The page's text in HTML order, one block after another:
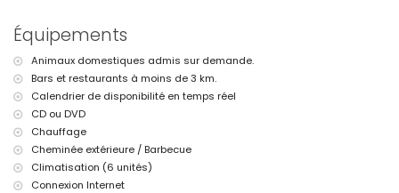
port le plus proche : Campomanus (à moins de 5 kilomètres de la
aéroport le plus proche : Alicante (à moins de 100 kilomètres de la
maison)
deuxième aéroport le plus proche : Valence (> 100 kilomètres)
transports en commun à proximité : train à moins de 3 kilomètres
veuillez consulter si les animaux de compagnie sont autorisés
L'hébergement est très adapté aux familles avec enfants
Équipements et services inclus dans le prix de location de cette
maison de vacances
Équipements
Animaux domestiques admis sur demande.
Bars et restaurants à moins de 3 km.
Calendrier de disponibilité en temps réel
CD ou DVD
Chauffage
Cheminée extérieure / Barbecue
Climatisation (6 unités)
Connexion Internet